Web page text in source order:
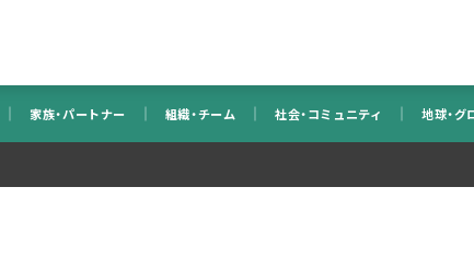
家族・パートナー 組織・チーム 社会・コミュニティ 地球・グ